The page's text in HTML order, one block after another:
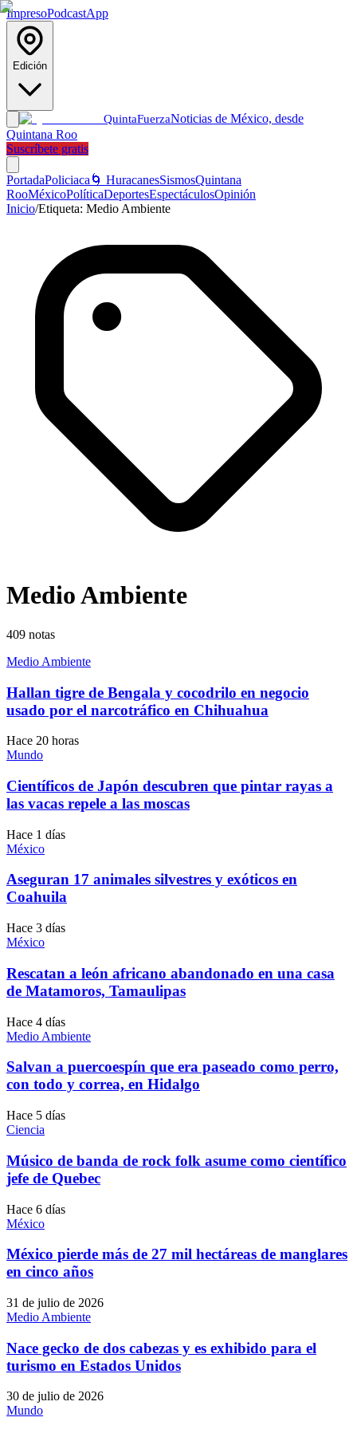
ImpresoPodcastApp
Edición
QuintaFuerzaNoticias de México, desde
Quintana Roo
Suscríbete gratis
PortadaPoliciaca 🌀 HuracanesSismosQuintana
RooMéxicoPolíticaDeportesEspectáculosOpinión
Inicio/Etiqueta: Medio Ambiente
Medio Ambiente
409 notas
Medio Ambiente
Hallan tigre de Bengala y cocodrilo en negocio
usado por el narcotráfico en Chihuahua
Hace 20 horas
Mundo
Científicos de Japón descubren que pintar rayas a
las vacas repele a las moscas
Hace 1 días
México
Aseguran 17 animales silvestres y exóticos en
Coahuila
Hace 3 días
México
Rescatan a león africano abandonado en una casa
de Matamoros, Tamaulipas
Hace 4 días
Medio Ambiente
Salvan a puercoespín que era paseado como perro,
con todo y correa, en Hidalgo
Hace 5 días
Ciencia
Músico de banda de rock folk asume como científico
jefe de Quebec
Hace 6 días
México
México pierde más de 27 mil hectáreas de manglares
en cinco años
31 de julio de 2026
Medio Ambiente
Nace gecko de dos cabezas y es exhibido para el
turismo en Estados Unidos
30 de julio de 2026
Mundo